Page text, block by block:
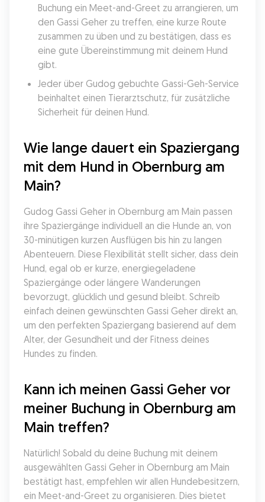
Buchung ein Meet-and-Greet zu arrangieren, um
den Gassi Geher zu treffen, eine kurze Route
zusammen zu üben und zu bestätigen, dass es
eine gute Übereinstimmung mit deinem Hund
gibt.
Jeder über Gudog gebuchte Gassi-Geh-Service
beinhaltet einen Tierarztschutz, für zusätzliche
Sicherheit für deinen Hund.
Wie lange dauert ein Spaziergang
mit dem Hund in Obernburg am
Main?
Gudog Gassi Geher in Obernburg am Main passen
ihre Spaziergänge individuell an die Hunde an, von
30-minütigen kurzen Ausflügen bis hin zu langen
Abenteuern. Diese Flexibilität stellt sicher, dass dein
Hund, egal ob er kurze, energiegeladene
Spaziergänge oder längere Wanderungen
bevorzugt, glücklich und gesund bleibt. Schreib
einfach deinen gewünschten Gassi Geher direkt an,
um den perfekten Spaziergang basierend auf dem
Alter, der Gesundheit und der Fitness deines
Hundes zu finden.
Kann ich meinen Gassi Geher vor
meiner Buchung in Obernburg am
Main treffen?
Natürlich! Sobald du deine Buchung mit deinem
ausgewählten Gassi Geher in Obernburg am Main
bestätigt hast, empfehlen wir allen Hundebesitzern,
ein Meet-and-Greet zu organisieren. Dies bietet